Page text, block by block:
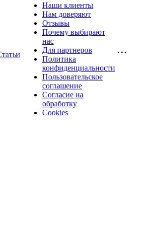
Наши клиенты
Нам доверяют
Отзывы
Почему выбирают
нас
Для партнеров
Политика
конфиденциальности
Пользовательское
соглашение
Согласие на
обработку
Cookies